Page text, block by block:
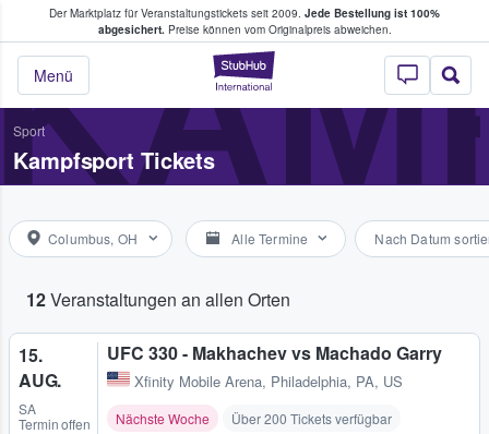
Der Marktplatz für Veranstaltungstickets seit 2009. Jede Bestellung ist 100%
abgesichert.Preise können vom Originalpreis abweichen.
StubHub - Wo
Menü
Tickets kaufen & verkaufen
Sport
Kampfsport Tickets
Columbus, OH Alle Termine Nach Datum
12Veranstaltungen an allen Orten
15.
AUG.
SA
Termin offen
UFC 330 - Makhachev vs Machado Garry
Xfinity Mobile Arena, Philadelphia, PA, US
Nächste Woche Über 200 Tickets verfügbar